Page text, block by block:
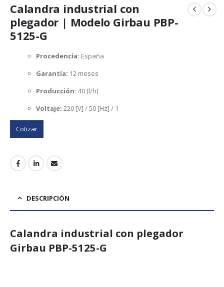
Calandra industrial con
plegador | Modelo Girbau PBP-
5125-G
Procedencia: España
Garantía: 12 meses
Producción: 40 [l/h]
Voltaje: 220 [V] / 50 [Hz] / 1
Cotizar
DESCRIPCIÓN
Calandra industrial con plegador
Girbau PBP-5125-G